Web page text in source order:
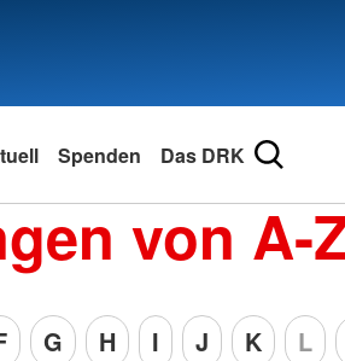
Spenden Das DRK
von A-
G H I J K L